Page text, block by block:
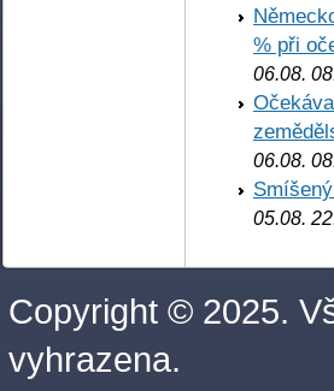
% při
06.08.
06.08.
05.08.
Copyright © 2025.
vyhrazena.